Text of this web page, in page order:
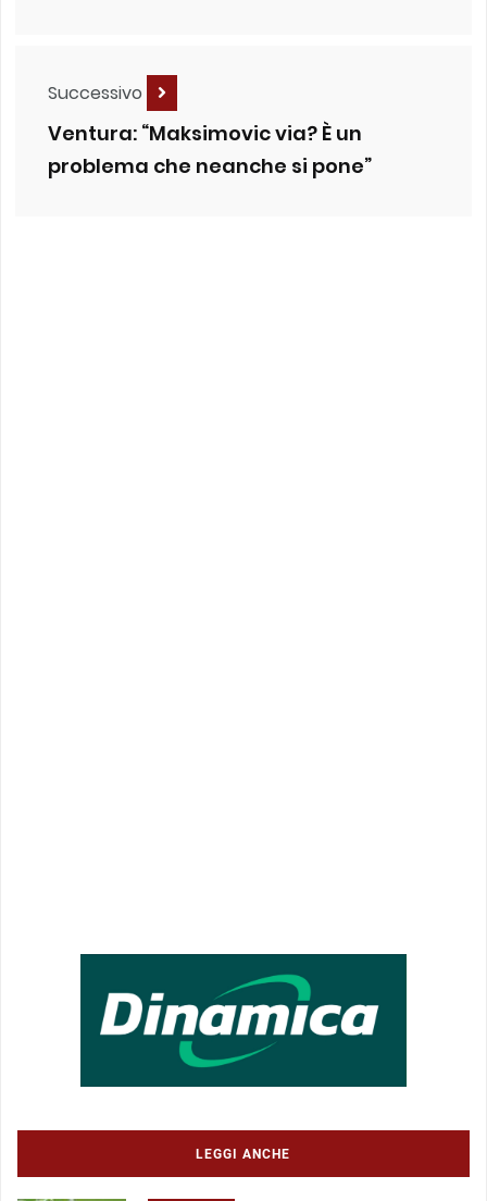
Successivo
Ventura: “Maksimovic via? È un
problema che neanche si pone”
LEGGI ANCHE